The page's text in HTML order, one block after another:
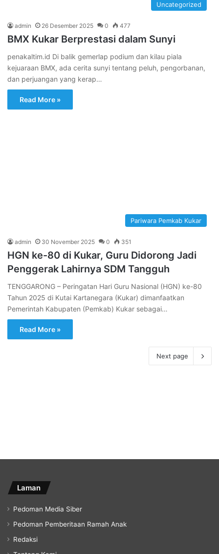
Uncategorized
admin 26 Desember 2025 0 477
BMX Kukar Berprestasi dalam Sunyi
penakaltim.id Di balik gemerlap podium dan kilau piala
kejuaraan BMX, ada cerita sunyi tentang peluh, pengorbanan,
dan perjuangan yang kerap…
Read More »
Pariwara Pemkab Kukar
admin 30 November 2025 0 351
HGN ke-80 di Kukar, Guru Didorong Jadi
Penggerak Lahirnya SDM Tangguh
TENGGARONG – Peringatan Hari Guru Nasional (HGN) ke-80
Tahun 2025 di Kutai Kartanegara (Kukar) dimanfaatkan
Pemerintah Kabupaten (Pemkab) Kukar sebagai…
Read More »
Next page
Laman
Pedoman Media Siber
Pedoman Pemberitaan Ramah Anak
Redaksi